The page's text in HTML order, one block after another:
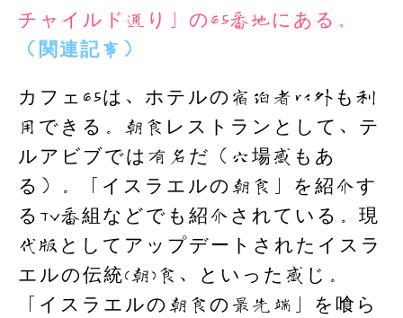
チャイルド通り」の65番地にある。
（関連記事）
カフェ65は、ホテルの宿泊者以外も利
用できる。朝食レストランとして、テ
ルアビブでは有名だ（穴場感もあ
る）。「イスラエルの朝食」を紹介す
るTV番組などでも紹介されている。現
代版としてアップデートされたイスラ
エルの伝統(朝)食、といった感じ。
「イスラエルの朝食の最先端」を喰ら